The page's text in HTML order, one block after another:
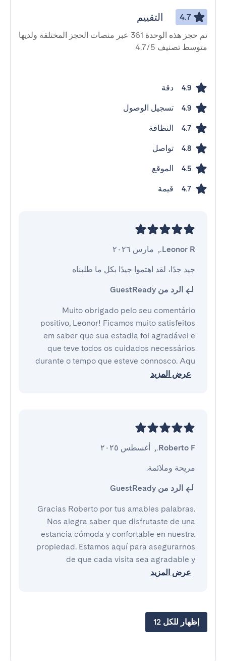
4.7 التقييم
تم حجز هذه الوحدة 361 عبر منصات الحجز المختلفة ولديها
متوسط ​​تصنيف 4.7/5
4.9 دقة
4.9 تسجيل الوصول
4.7 النظافة
4.8 تواصل
4.5 الموقع
4.7 قيمة
Leonor R.
, مارس ٢٠٢٦
جيد جدًا، لقد اهتموا جيدًا بكل ما طلبناه
الرد من GuestReady
Muito obrigado pelo seu comentário
positivo, Leonor! Ficamos muito satisfeitos
em saber que sua estadia foi agradável e
que teve todos os cuidados necessários
durante o tempo que esteve connosco. Aqu
عرض المزيد
Roberto F.
, أغسطس ٢٠٢٥
مريحة وملائمة.
الرد من GuestReady
Gracias Roberto por tus amables palabras.
Nos alegra saber que disfrutaste de una
estancia cómoda y confortable en nuestra
propiedad. Estamos aquí para asegurarnos
de que cada visita sea agradable y
عرض المزيد
إظهار للكل 12